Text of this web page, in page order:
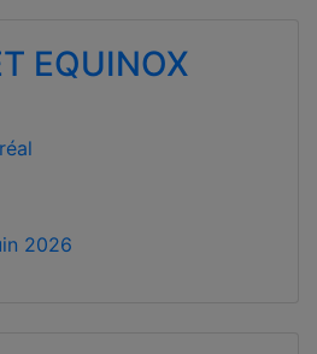
EQUINOX
2026